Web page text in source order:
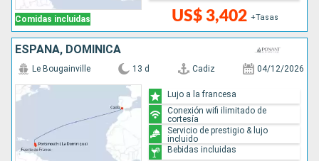
Comidas incluidas US$ 3,402 +Tasas
ESPAÑA, DOMINICA
Le Bougainville 13 d Cadiz 04/12/2026
Lujo a la francesa
Conexión wifi ilimitado de
cortesía
Servicio de prestigio & lujo
incluido
Bebidas incluidas